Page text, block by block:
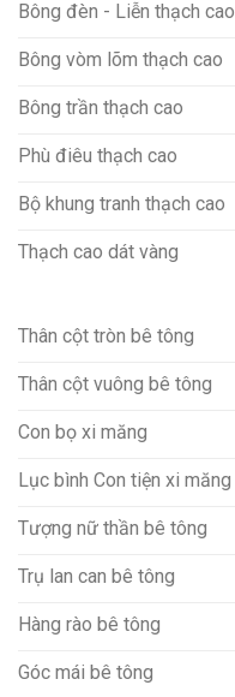
Bông đèn - Liễn thạch cao
Bông vòm lõm thạch cao
Bông trần thạch cao
Phù điêu thạch cao
Bộ khung tranh thạch cao
Thạch cao dát vàng
Thân cột tròn bê tông
Thân cột vuông bê tông
Con bọ xi măng
Lục bình Con tiện xi măng
Tượng nữ thần bê tông
Trụ lan can bê tông
Hàng rào bê tông
Góc mái bê tông